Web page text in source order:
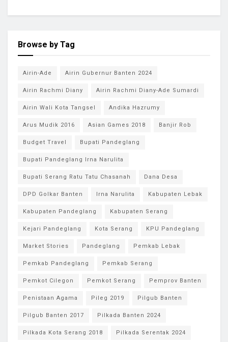
Browse by Tag
Airin-Ade Airin Gubernur Banten 2024
Airin Rachmi Diany Airin Rachmi Diany-Ade Sumardi
Airin Wali Kota Tangsel Andika Hazrumy
Arus Mudik 2016 Asian Games 2018 Banjir Rob
Budget Travel Bupati Pandeglang
Bupati Pandeglang Irna Narulita
Bupati Serang Ratu Tatu Chasanah Dana Desa
DPD Golkar Banten Irna Narulita Kabupaten Lebak
Kabupaten Pandeglang Kabupaten Serang
Kejari Pandeglang Kota Serang KPU Pandeglang
Market Stories Pandeglang Pemkab Lebak
Pemkab Pandeglang Pemkab Serang
Pemkot Cilegon Pemkot Serang Pemprov Banten
Penistaan Agama Pileg 2019 Pilgub Banten
Pilgub Banten 2017 Pilkada Banten 2024
Pilkada Kota Serang 2018 Pilkada Serentak 2024